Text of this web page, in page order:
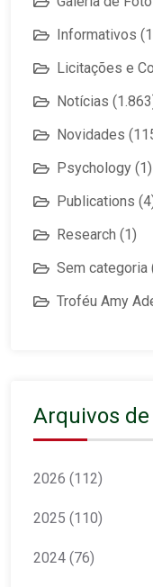
Informativos
Licitações e
Notícias
Novidades
Psychology (1)
Publications
Research (1)
Sem categoria
Troféu Amy
Arquivos
2026 (112)
2025 (110)
2024 (76)